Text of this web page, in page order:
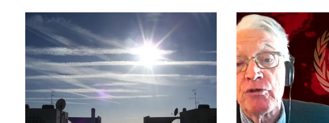
SOBRE
PANDEMIAS»?
LOS
EXPERTOS
ASEGURAN
QUE
NO
AL
SERVICIO
DEL
CAMBIO
Y
POR
EL
HOMBRE